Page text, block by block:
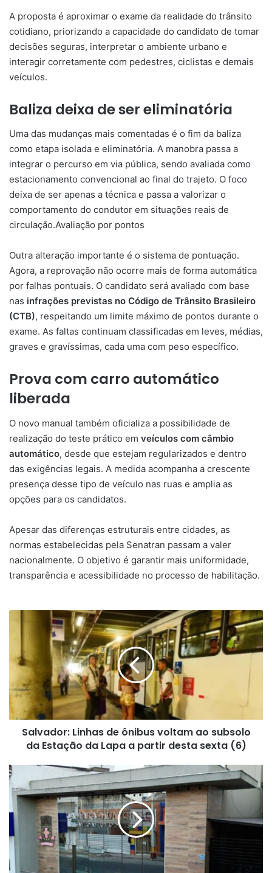
A proposta é aproximar o exame da realidade do trânsito
cotidiano, priorizando a capacidade do candidato de tomar
decisões seguras, interpretar o ambiente urbano e
interagir corretamente com pedestres, ciclistas e demais
veículos.
Baliza deixa de ser eliminatória
Uma das mudanças mais comentadas é o fim da baliza
como etapa isolada e eliminatória. A manobra passa a
integrar o percurso em via pública, sendo avaliada como
estacionamento convencional ao final do trajeto. O foco
deixa de ser apenas a técnica e passa a valorizar o
comportamento do condutor em situações reais de
circulação.Avaliação por pontos
Outra alteração importante é o sistema de pontuação.
Agora, a reprovação não ocorre mais de forma automática
por falhas pontuais. O candidato será avaliado com base
nas infrações previstas no Código de Trânsito Brasileiro
(CTB), respeitando um limite máximo de pontos durante o
exame. As faltas continuam classificadas em leves, médias,
graves e gravíssimas, cada uma com peso específico.
Prova com carro automático
liberada
O novo manual também oficializa a possibilidade de
realização do teste prático em veículos com câmbio
automático, desde que estejam regularizados e dentro
das exigências legais. A medida acompanha a crescente
presença desse tipo de veículo nas ruas e amplia as
opções para os candidatos.
Apesar das diferenças estruturais entre cidades, as
normas estabelecidas pela Senatran passam a valer
nacionalmente. O objetivo é garantir mais uniformidade,
transparência e acessibilidade no processo de habilitação.
ônibus
voltam
subsolo
da
Estação
partir
desta
sexta
Salvador: Linhas de ônibus voltam ao subsolo
da Estação da Lapa a partir desta sexta (6)
Câmara
de
Santo
Antônio
de
Jesus
orientações